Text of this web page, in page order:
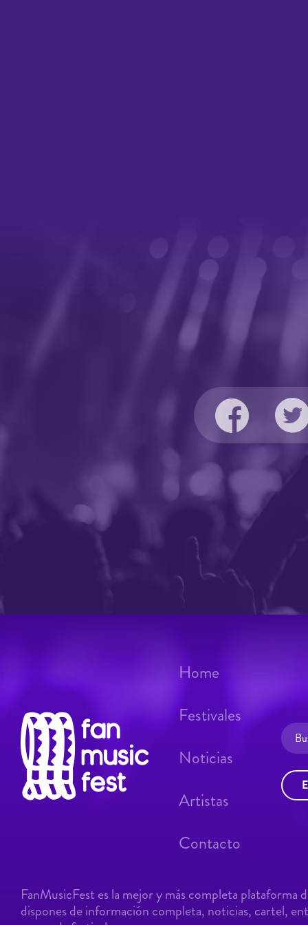
Home
Festivales
Noticias
Artistas
Contacto
FanMusicFest es la mejor y más completa plataforma
dispones de información completa, noticias, cartel,